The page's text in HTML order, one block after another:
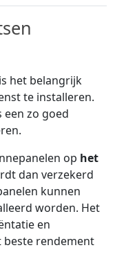
het belangrijk
te installeren.
zo goed
op het
dan verzekerd
kunnen
worden. Het
en
beste rendement